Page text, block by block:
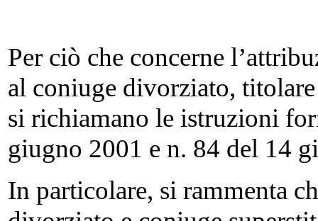
Per ciò che concerne
al coniuge divorziato,
si richiamano le istruzioni
giugno 2001 e n. 84 del 14
In particolare, si rammenta